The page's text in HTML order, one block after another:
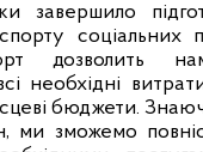
завершило
соціальних
дозволить
необхідні
бюджети.
ми зможемо